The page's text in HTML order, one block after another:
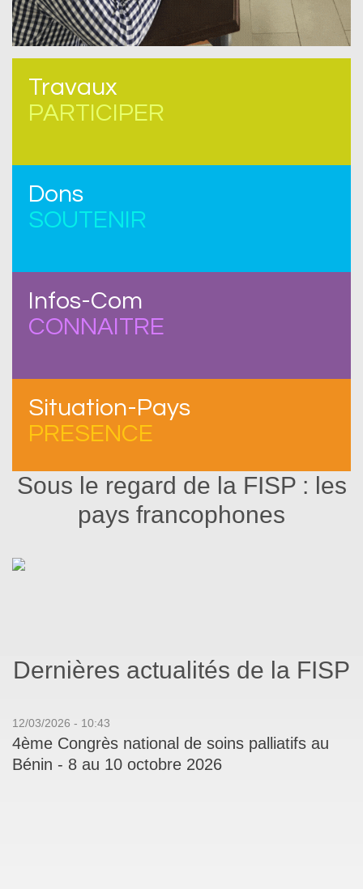
Travaux
PARTICIPER
Dons
SOUTENIR
Infos-Com
CONNAITRE
Situation-Pays
PRESENCE
Sous le regard de la FISP : les
pays francophones
Dernières actualités de la FISP
12/03/2026 - 10:43
4ème Congrès national de soins palliatifs au
Bénin - 8 au 10 octobre 2026